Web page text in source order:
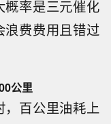
率是三元催化
浪费费用且错过
公里
，百公里油耗上